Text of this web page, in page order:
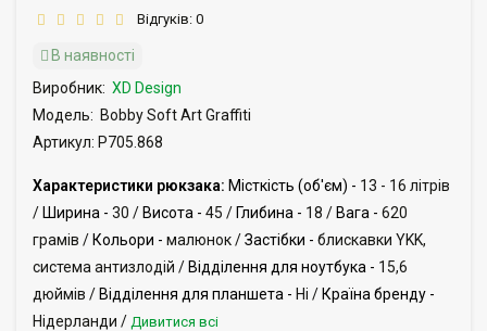
Відгуків: 0
В наявності
Виробник: XD Design
Модель: Bobby Soft Art Graffiti
Артикул: P705.868
Характеристики рюкзака: Місткість (об'єм) - 13 - 16 літрів
/ Ширина - 30 / Висота - 45 / Глибина - 18 / Вага - 620
грамів / Кольори - малюнок /Застібки - блискавки YKK,
система антизлодій / Відділення для ноутбука - 15,6
дюймів / Відділення для планшета - Ні / Країна бренду -
Нідерланди / Дивитися всі